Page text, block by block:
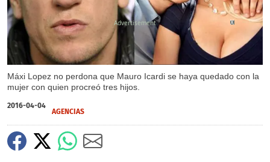
Máxi Lopez no perdona que Mauro Icardi se haya quedado con la
mujer con quien procreó tres hijos.
X
X
X
X
2016-04-04
AGENCIAS